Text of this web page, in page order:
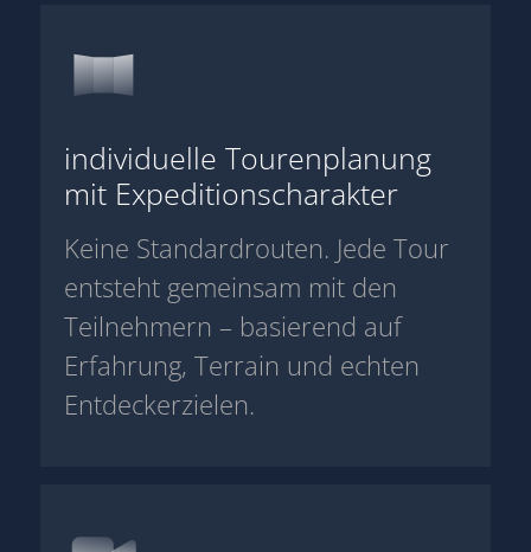
individuelle Tourenplanung
mit Expeditionscharakter
Keine Standardrouten. Jede Tour
entsteht gemeinsam mit den
Teilnehmern – basierend auf
Erfahrung, Terrain und echten
Entdeckerzielen.